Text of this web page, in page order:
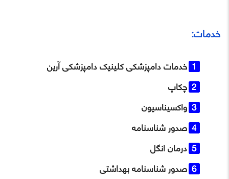
خدمات:
خدمات دامپزشکی کلینیک دامپزشکی آرین
چکاپ
واکسیناسیون
صدور شناسنامه
درمان انگل
صدور شناسنامه بهداشتی